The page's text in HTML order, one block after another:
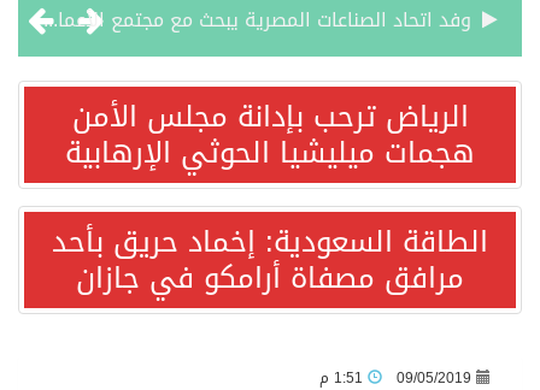
وفد اتحاد الصناعات المصرية يبحث مع مجتمع الأعمال الهندي فرص الاستثمار والتصنيع المشترك
الرياض ترحب بإدانة مجلس الأمن هجمات ميليشيا الحوثي الإرهابية
سمو وزير الخارجية : اتفاقية مكة تعكس الإرادة السياسية لحماية أمن المنطقة
الرياض ترحب بإدانة مجلس الأمن
هجمات ميليشيا الحوثي الإرهابية
الطاقة السعودية: إخماد حريق بأحد
مرافق مصفاة أرامكو في جازان
09/05/2019